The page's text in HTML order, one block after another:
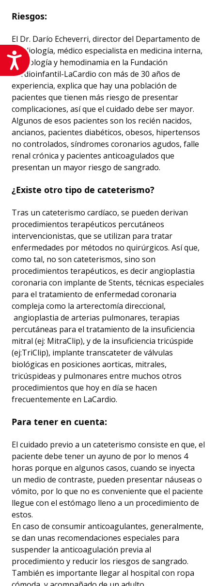
Accesibilidad
Riesgos:
El Dr. Darío Echeverri, director del Departamento de
Cardiología, médico especialista en medicina interna,
cardiología y hemodinamia en la Fundación
Cardioinfantil-LaCardio con más de 30 años de
experiencia, explica que hay una población de
pacientes que tienen más riesgo de presentar
complicaciones, así que el cuidado debe ser mayor.
Algunos de esos pacientes son los recién nacidos,
ancianos, pacientes diabéticos, obesos, hipertensos
no controlados, síndromes coronarios agudos, falle
renal crónica y pacientes anticoagulados que
presentan un mayor riesgo de sangrado.
¿Existe otro tipo de cateterismo?
Tras un cateterismo cardíaco, se pueden derivan
procedimientos terapéuticos percutáneos
intervencionistas, que se utilizan para tratar
enfermedades por métodos no quirúrgicos. Así que,
como tal, no son cateterismos, sino son
procedimientos terapéuticos, es decir angioplastia
coronaria con implante de Stents, técnicas especiales
para el tratamiento de enfermedad coronaria
compleja como la arterectomía direccional,
angioplastia de arterias pulmonares, terapias
percutáneas para el tratamiento de la insuficiencia
mitral (ej: MitraClip), y de la insuficiencia tricúspide
(ej:TriClip), implante transcateter de válvulas
biológicas en posiciones aorticas, mitrales,
tricúspideas y pulmonares entre muchos otros
procedimientos que hoy en día se hacen
frecuentemente en LaCardio.
Para tener en cuenta:
El cuidado previo a un cateterismo consiste en que, el
paciente debe tener un ayuno de por lo menos 4
horas porque en algunos casos, cuando se inyecta
un medio de contraste, pueden presentar náuseas o
vómito, por lo que no es conveniente que el paciente
llegue con el estómago lleno a un procedimiento de
estos.
En caso de consumir anticoagulantes, generalmente,
se dan unas recomendaciones especiales para
suspender la anticoagulación previa al
procedimiento y reducir los riesgos de sangrado.
También es importante llegar al hospital con ropa